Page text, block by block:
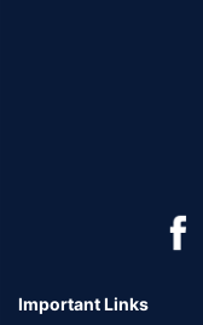
Important Links